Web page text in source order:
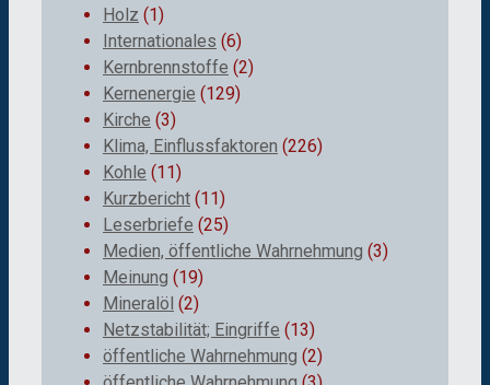
Holz (1)
Internationales (6)
Kernbrennstoffe (2)
Kernenergie (129)
Kirche (3)
Klima, Einflussfaktoren (226)
Kohle (11)
Kurzbericht (11)
Leserbriefe (25)
Medien, öffentliche Wahrnehmung (3)
Meinung (19)
Mineralöl (2)
Netzstabilität; Eingriffe (13)
öffentliche Wahrnehmung (2)